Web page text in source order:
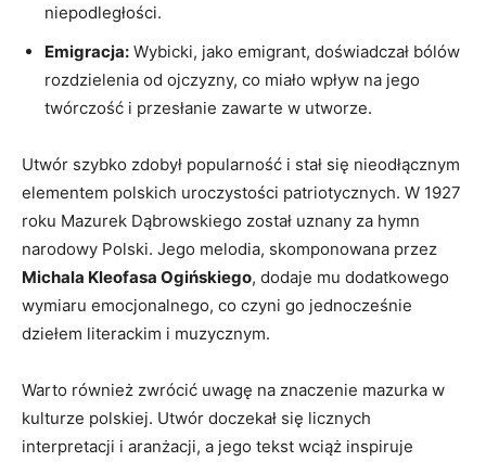
niepodległości.
Emigracja: Wybicki, jako emigrant, doświadczał bólów
rozdzielenia od ⁤ojczyzny, co miało wpływ na jego
twórczość i przesłanie zawarte w utworze.
Utwór szybko zdobył popularność i stał się nieodłącznym
elementem polskich uroczystości patriotycznych. W ⁣1927
roku Mazurek Dąbrowskiego został uznany za hymn
narodowy Polski. Jego melodia, skomponowana przez
Michala Kleofasa Ogińskiego, dodaje mu dodatkowego
wymiaru emocjonalnego,‌ co czyni go jednocześnie
dziełem⁣ literackim i muzycznym.
Warto również zwrócić uwagę ⁢na⁣ znaczenie ​mazurka w‌
kulturze polskiej. Utwór⁢ doczekał się licznych
interpretacji i aranżacji, a jego tekst wciąż inspiruje